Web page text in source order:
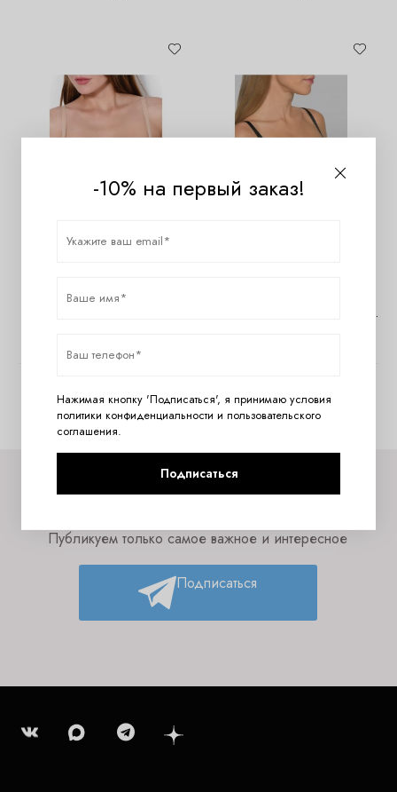
Бюстгальтер планж черный с
Публикуем только самое важное и интересное
Подписаться
-10% на первый заказ!
Нажимая кнопку 'Подписаться', я принимаю условия
политики конфиденциальности и пользовательского
соглашения.
Подписаться